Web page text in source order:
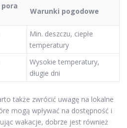
Warunki pogodowe
Min. deszczu, ciepłe
temperatury
Wysokie temperatury,
długie dni
także zwrócić uwagę na lokalne
mogą wpływać na dostępność i
wakacje, dobrze jest również